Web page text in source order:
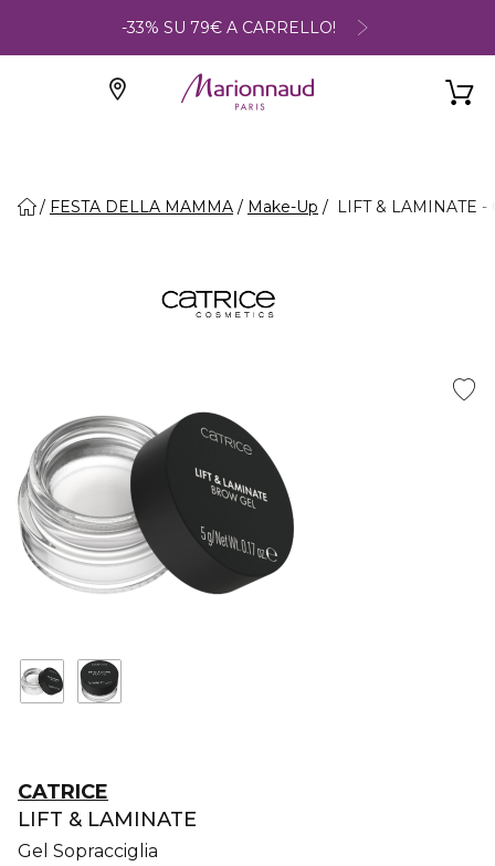
-33% SU 79€ A CARRELLO!
FESTA DELLA MAMMA Make-Up LIFT & LAMINATE -
CATRICE
LIFT & LAMINATE
Gel Sopracciglia